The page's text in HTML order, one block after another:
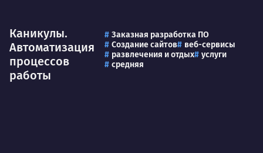
Каникулы.
Автоматизация
процессов
работы
Заказная разработка ПО
Создание сайтов
веб-сервисы
развлечения и отдых
услуги
средняя